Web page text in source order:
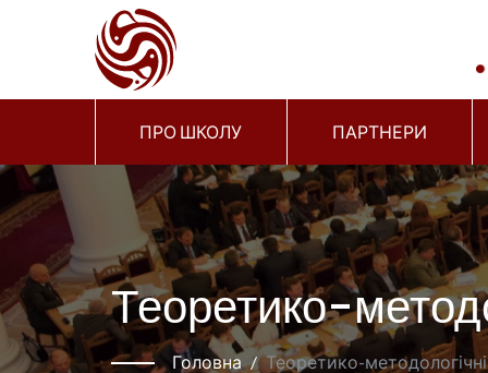
ПРО ШКОЛУ ПАРТНЕРИ
Теоретико-
Головна Теоретико-